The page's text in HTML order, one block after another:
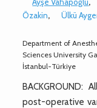
Özakin, Ülkü
Department of
Sciences University
İstanbul-Türkiye
BACKGROUND:
post-operative